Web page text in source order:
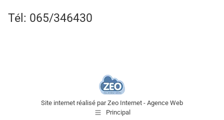
Tél: 065/346430
Site internet réalisé parZeo Internet - Agence Web
Principal